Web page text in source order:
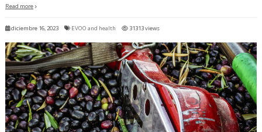
Read more
diciembre 16, 2023 EVOO and health 31313 views